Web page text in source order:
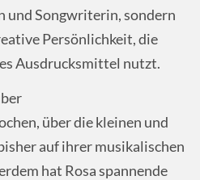
und Songwriterin, sondern
Persönlichkeit, die
Ausdrucksmittel nutzt.
über die kleinen und
auf ihrer musikalischen
hat Rosa spannende